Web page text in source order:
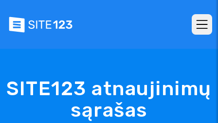
SITE123 atnaujinimų
sąrašas